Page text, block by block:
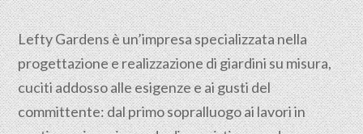
Lefty Gardens è un’impresa specializzata nella
progettazionee realizzazione di giardini su misura,
cuciti addosso alle esigenze e ai gusti del
committente: dal primo sopralluogo ai lavori in